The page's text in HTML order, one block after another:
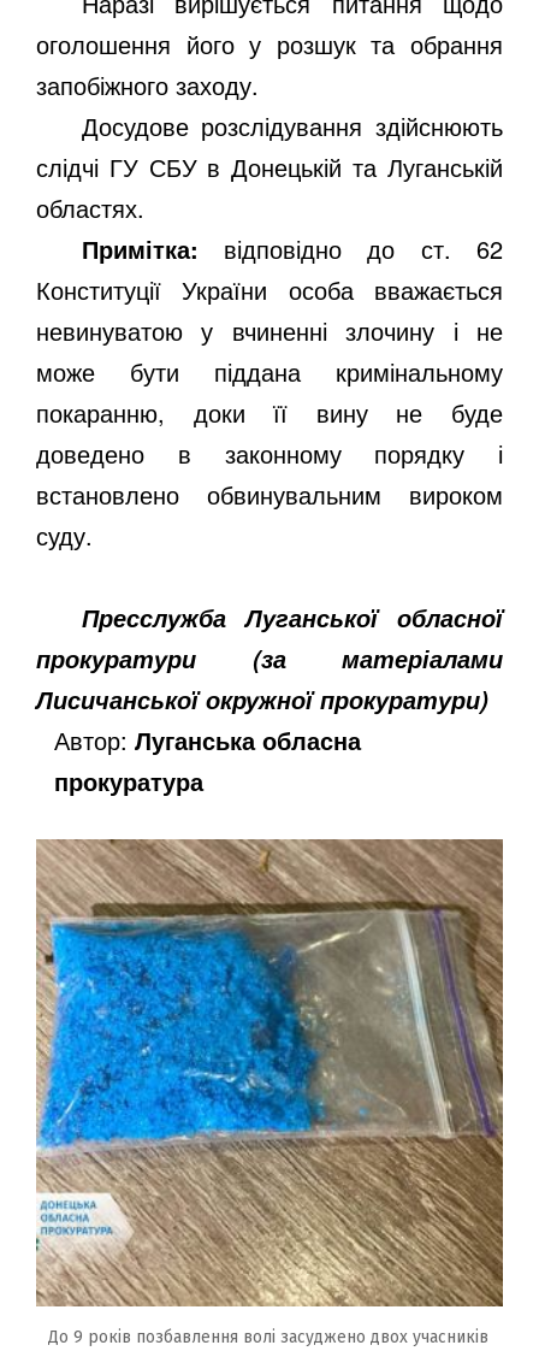
оголошення його у розшук та обрання
запобіжного заходу.
Досудове розслідування здійснюють
слідчі ГУ СБУ в Донецькій та Луганській
областях.
Примітка: відповідно до ст. 62
Конституції України особа вважається
невинуватою у вчиненні злочину і не
може бути піддана кримінальному
покаранню, доки її вину не буде
доведено в законному порядку і
встановлено обвинувальним вироком
суду.
Пресслужба Луганської обласної
прокуратури (за матеріалами
Лисичанської окружної прокуратури)
Автор: Луганська обласна
прокуратура
До 9 років позбавлення волі засуджено двох учасників